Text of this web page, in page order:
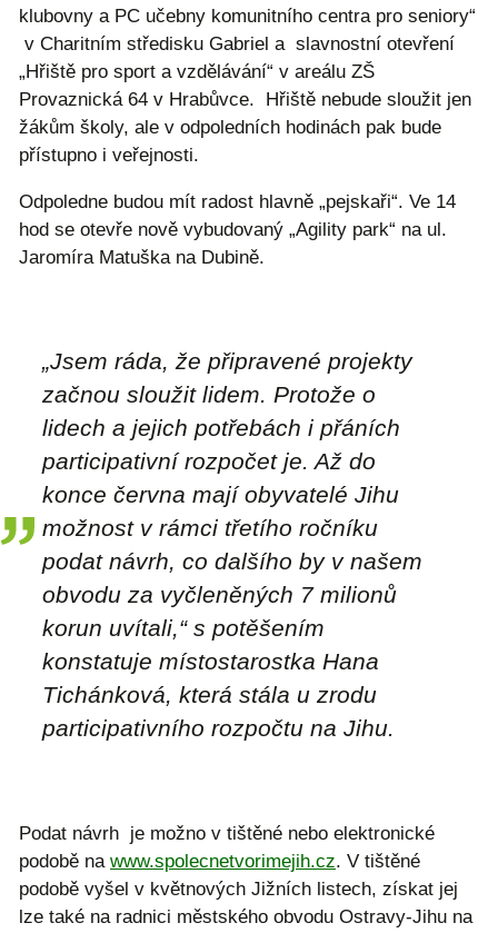
klubovny a PC učebny komunitního centra pro seniory“
v Charitním středisku Gabriel a slavnostní otevření
„Hřiště pro sport a vzdělávání“ v areálu ZŠ
Provaznická 64 v Hrabůvce. Hřiště nebude sloužit jen
žákům školy, ale v odpoledních hodinách pak bude
přístupno i veřejnosti.
Odpoledne budou mít radost hlavně „pejskaři“. Ve 14
hod se otevře nově vybudovaný „Agility park“ na ul.
Jaromíra Matuška na Dubině.
„Jsem ráda, že připravené projekty
začnou sloužit lidem. Protože o
lidech a jejich potřebách i přáních
participativní rozpočet je. Až do
konce června mají obyvatelé Jihu
možnost v rámci třetího ročníku
podat návrh, co dalšího by v našem
obvodu za vyčleněných 7 milionů
korun uvítali,“ s potěšením
konstatuje místostarostka Hana
Tichánková, která stála u zrodu
participativního rozpočtu na Jihu.
Podat návrh je možno v tištěné nebo elektronické
podobě na www.spolecnetvorimejih.cz. V tištěné
podobě vyšel v květnových Jižních listech, získat jej
lze také na radnici městského obvodu Ostravy-Jihu na